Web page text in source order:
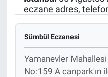
eczane adres,
Sümbül Eczanesi
Yamanevler
No:159 A canpark'ın
EĞİTİM